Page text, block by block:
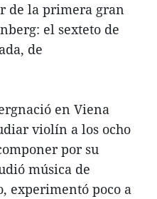
de la primera gran
el sexteto de
de
en Viena
violín a los ocho
por su
música de
experimentó poco a